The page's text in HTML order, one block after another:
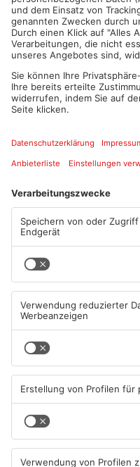
Mehr aus Main-
Wohnhausbrand in Maintal:
Zwei Menschen verletzt
06.08.2026, 15:42 UHR IN MAIN-
KINZIG-KREIS